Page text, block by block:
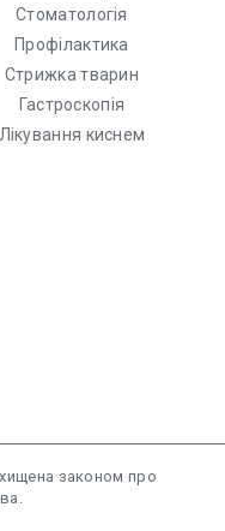
Стоматологія
Профілактика
Стрижка тварин
Гастроскопія
Лікування киснем
законом про